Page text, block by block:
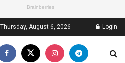
Thursday, August 6, 2026 Login